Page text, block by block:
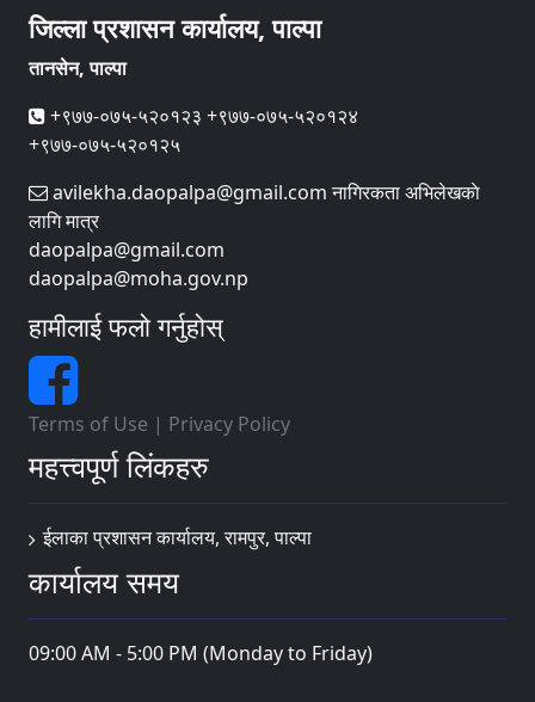
जिल्ला प्रशासन कार्यालय, पाल्पा
तानसेन, पाल्पा
+९७७-०७५-५२०१२३ +९७७-०७५-५२०१२४
+९७७-०७५-५२०१२५
avilekha.daopalpa@gmail.com नागिरकता अभिलेखकाे
लागि मात्र
daopalpa@gmail.com
daopalpa@moha.gov.np
हामीलाई फलो गर्नुहोस्
Terms of Use | Privacy Policy
महत्त्वपूर्ण लिंकहरु
ईलाका प्रशासन कार्यालय, रामपुर, पाल्पा
कार्यालय समय
09:00 AM - 5:00 PM (Monday to Friday)